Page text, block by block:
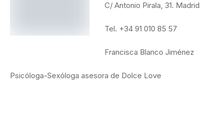
C/ Antonio Pirala, 31. Madrid
Tel. +34 91 010 85 57
Francisca Blanco Jiménez
Psicóloga-Sexóloga asesora de Dolce Love